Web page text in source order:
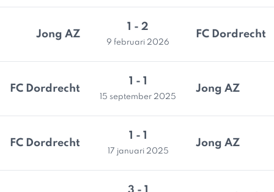
Jong AZ
1 - 2
9 februari 2026
FC Dordrecht
FC Dordrecht
1 - 1
15 september 2025
Jong AZ
FC Dordrecht
1 - 1
17 januari 2025
Jong AZ